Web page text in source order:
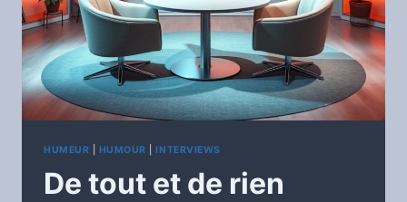
HUMEUR HUMOUR |INTERVIEWS
De tout et de rien